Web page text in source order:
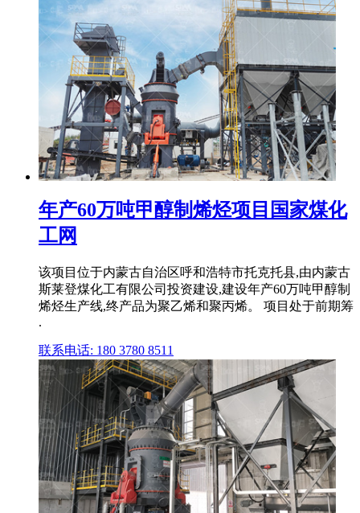
年产60万吨甲醇制烯烃项目国家煤化
工网
该项目位于内蒙古自治区呼和浩特市托克托县,由内蒙古
斯莱登煤化工有限公司投资建设,建设年产60万吨甲醇制
烯烃生产线,终产品为聚乙烯和聚丙烯。 项目处于前期筹
.
联系电话: 180 3780 8511